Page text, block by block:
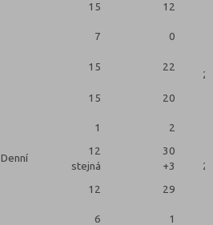
15 12
7 0
15 22
2
15 20
1 2
Denní
12
stejná
30
+3
2
12 29
6 1